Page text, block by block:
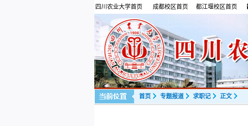
四川农业大学首页 成都校区首页 都江堰校区首页
首页 专题报道 求职记 正文